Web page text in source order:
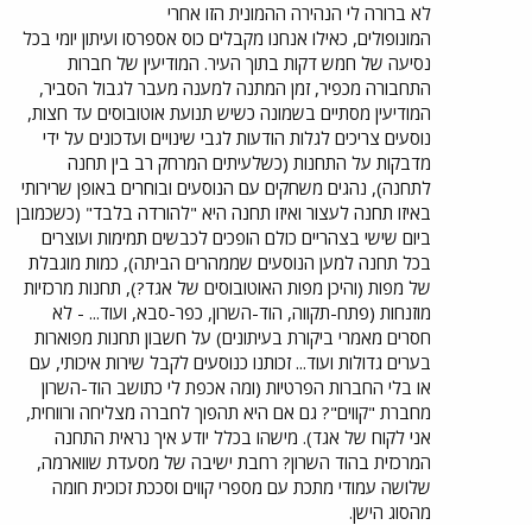
לא ברורה לי הנהירה ההמונית הזו אחרי
המונופולים, כאילו אנחנו מקבלים כוס אספרסו ועיתון יומי בכל
נסיעה של חמש דקות בתוך העיר. המודיעין של חברות
התחבורה מכפיר, זמן המתנה למענה מעבר לגבול הסביר,
המודיעין מסתיים בשמונה כשיש תנועת אוטובוסים עד חצות,
נוסעים צריכים לגלות הודעות לגבי שינויים ועדכונים על ידי
מדבקות על התחנות (כשלעיתים המרחק רב בין תחנה
לתחנה), נהגים משחקים עם הנוסעים ובוחרים באופן שרירותי
באיזו תחנה לעצור ואיזו תחנה היא "להורדה בלבד" (כשכמובן
ביום שישי בצהריים כולם הופכים לכבשים תמימות ועוצרים
בכל תחנה למען הנוסעים שממהרים הביתה), כמות מוגבלת
של מפות (והיכן מפות האוטובוסים של אגד?), תחנות מרכזיות
מוזנחות (פתח-תקווה, הוד-השרון, כפר-סבא, ועוד... - לא
חסרים מאמרי ביקורת בעיתונים) על חשבון תחנות מפוארות
בערים גדולות ועוד... זכותנו כנוסעים לקבל שירות איכותי, עם
או בלי החברות הפרטיות (ומה אכפת לי כתושב הוד-השרון
מחברת "קווים"? גם אם היא תהפוך לחברה מצליחה ורווחית,
אני לקוח של אגד). מישהו בכלל יודע איך נראית התחנה
המרכזית בהוד השרון? רחבת ישיבה של מסעדת שווארמה,
שלושה עמודי מתכת עם מספרי קווים וסככת זכוכית חומה
מהסוג הישן.